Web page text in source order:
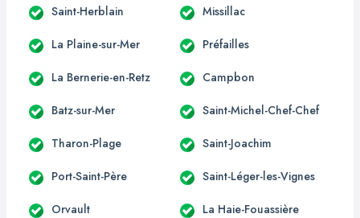
Saint-Herblain Missillac
La Plaine-sur-Mer Préfailles
La Bernerie-en-Retz Campbon
Batz-sur-Mer Saint-Michel-Chef-Chef
Tharon-Plage Saint-Joachim
Port-Saint-Père Saint-Léger-les-Vignes
Orvault La Haie-Fouassière